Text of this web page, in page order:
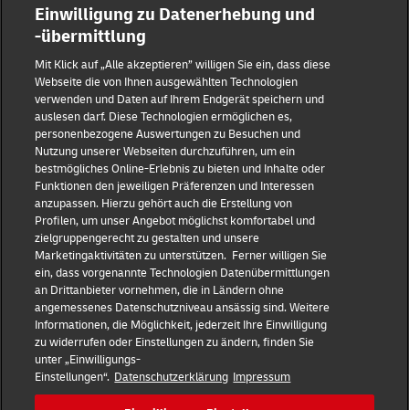
Reporting Hub
Impressum
Datenschutz
Haftungsausschluss
Cookie-Einstellungen
IR Kontakt
Follow us
Einwilligung zu Datenerhebung und
-übermittlung
Mit Klick auf „Alle akzeptieren” willigen Sie ein, dass diese
Webseite die von Ihnen ausgewählten Technologien
verwenden und Daten auf Ihrem Endgerät speichern und
auslesen darf. Diese Technologien ermöglichen es,
personenbezogene Auswertungen zu Besuchen und
Nutzung unserer Webseiten durchzuführen, um ein
bestmögliches Online-Erlebnis zu bieten und Inhalte oder
Funktionen den jeweiligen Präferenzen und Interessen
anzupassen. Hierzu gehört auch die Erstellung von
Profilen, um unser Angebot möglichst komfortabel und
zielgruppengerecht zu gestalten und unsere
Marketingaktivitäten zu unterstützen. Ferner willigen Sie
ein, dass vorgenannte Technologien Datenübermittlungen
an Drittanbieter vornehmen, die in Ländern ohne
angemessenes Datenschutzniveau ansässig sind. Weitere
Informationen, die Möglichkeit, jederzeit Ihre Einwilligung
zu widerrufen oder Einstellungen zu ändern, finden Sie
unter „Einwilligungs-
Einstellungen“. Datenschutzerklärung Impressum